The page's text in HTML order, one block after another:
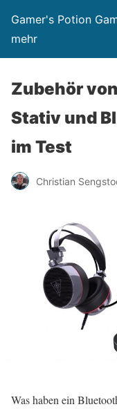
Gamer's Potion
mehr
Zubehör
Stativ und
im Test
Christian
Was haben ein